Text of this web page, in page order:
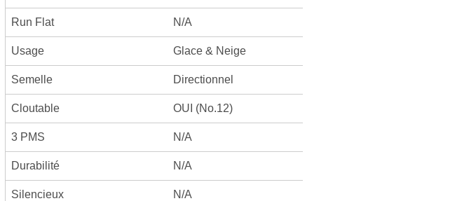
Run Flat N/A
Usage Glace & Neige
Semelle Directionnel
Cloutable OUI (No.12)
3 PMS N/A
Durabilité N/A
Silencieux N/A